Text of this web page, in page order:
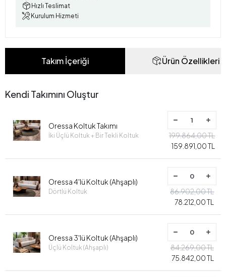
Hızlı Teslimat
Kurulum Hizmeti
Takım İçeriği Ürün Özellikleri
Kendi Takımını Oluştur
Oressa Koltuk Takımı
İki Üçlü Koltuk + Bir Tekli Koltuk
199.864,00 TL
159.891,00 TL
Oressa 4'lü Koltuk (Ahşaplı)
Dörtlü Koltuk
86.902,00 TL
78.212,00 TL
Oressa 3'lü Koltuk (Ahşaplı)
Üçlü Koltuk (Ahşaplı)
84.269,00 TL
75.842,00 TL